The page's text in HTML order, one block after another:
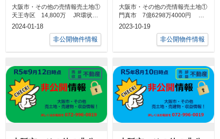
件
大阪市・その他の売情報売土地①
天王寺区 14,800万 JR環状線
玉造駅徒歩2分 公簿137.0...
2024-01-18
非公開物件情報
件
大阪市・その他の売情報売土地①
門真市 7億6298万4000円 大
阪メトロ門真南駅徒歩5分 公
2023-10-19
非公開物件情報